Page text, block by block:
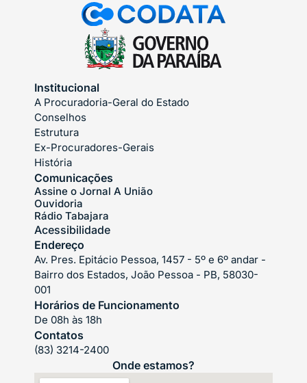
Institucional
A Procuradoria-Geral do Estado
Conselhos
Estrutura
Ex-Procuradores-Gerais
História
Comunicações
Assine o Jornal A União
Ouvidoria
Rádio Tabajara
Acessibilidade
Endereço
Av. Pres. Epitácio Pessoa, 1457 - 5º e 6º andar -
Bairro dos Estados, João Pessoa - PB, 58030-
001
Horários de Funcionamento
De 08h às 18h
Contatos
(83) 3214-2400
Onde estamos?